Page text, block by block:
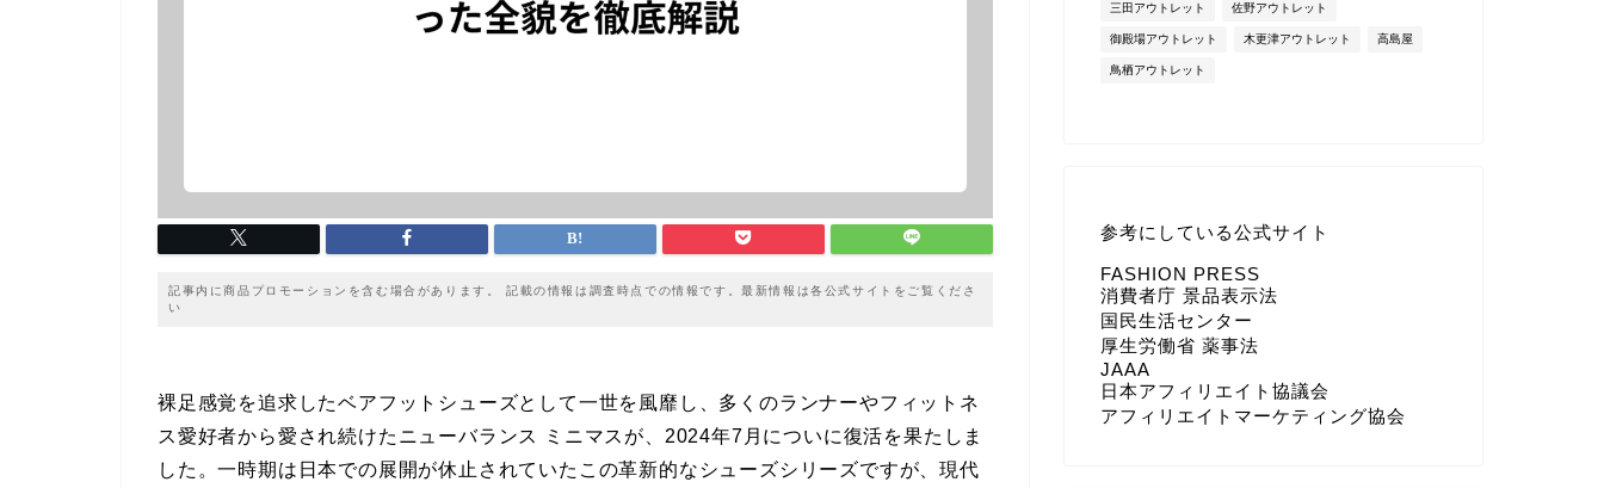
記事内に商品プロモーションを含む場合があります。 記載の情報は調査時点での情報です。最新情報は各公式サイトをご覧くださ
い
裸足感覚を追求したベアフットシューズとして一世を風靡し、多くのランナーやフィットネ
ス愛好者から愛され続けたニューバランス ミニマスが、2024年7月についに復活を果たしま
した。一時期は日本での展開が休止されていたこの革新的なシューズシリーズですが、現代
三田アウトレット 佐野アウトレット
御殿場アウトレット 木更津アウトレット 高島屋
鳥栖アウトレット
参考にしている公式サイト
FASHION PRESS
消費者庁 景品表示法
国民生活センター
厚生労働省 薬事法
JAAA
日本アフィリエイト協議会
アフィリエイトマーケティング協会